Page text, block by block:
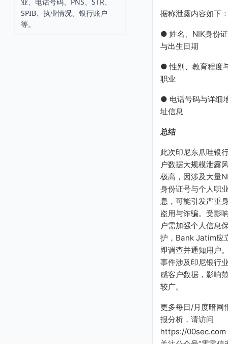
SPIB、执业情况、银行账户
等。
据称泄露内容如下
● 姓名、NIK身份
与出生日期
● 性别、教育程度
职业
● 电话号码与详细
址信息
总结
此次印尼东爪哇银
户数据大规模泄露
极高，因涉及大量
身份证号与个人职
息，可能引发严重
盗用与诈骗。受影
户需加强个人信息
护，Bank Jatim应
即调查并通知用户
事件涉及印尼银行
感客户数据，影响
较广。
更多每日/月度暗网
报分析，请访问
https://00sec.com